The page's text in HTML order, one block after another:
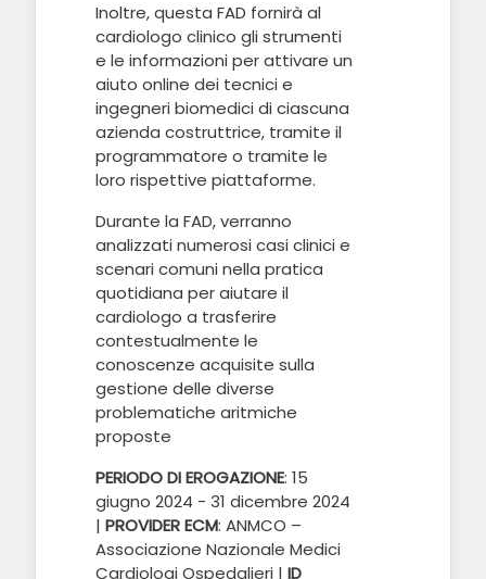
Inoltre, questa FAD fornirà al
cardiologo clinico gli strumenti
e le informazioni per attivare un
aiuto online dei tecnici e
ingegneri biomedici di ciascuna
azienda costruttrice, tramite il
programmatore o tramite le
loro rispettive piattaforme.
Durante la FAD, verranno
analizzati numerosi casi clinici e
scenari comuni nella pratica
quotidiana per aiutare il
cardiologo a trasferire
contestualmente le
conoscenze acquisite sulla
gestione delle diverse
problematiche aritmiche
proposte
PERIODO DI EROGAZIONE: 15
giugno 2024 - 31 dicembre 2024
| PROVIDER ECM: ANMCO –
Associazione Nazionale Medici
Cardiologi Ospedalieri | ID